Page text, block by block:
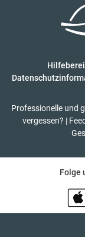
Professionelle und
vergessen? |
Folge